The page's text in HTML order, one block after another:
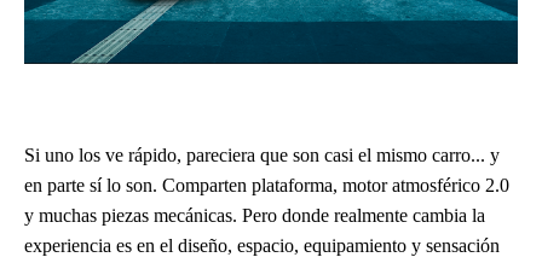
Si uno los ve rápido, pareciera que son casi el mismo carro... y
en parte sí lo son. Comparten plataforma, motor atmosférico 2.0
y muchas piezas mecánicas. Pero donde realmente cambia la
experiencia es en el diseño, espacio, equipamiento y sensación